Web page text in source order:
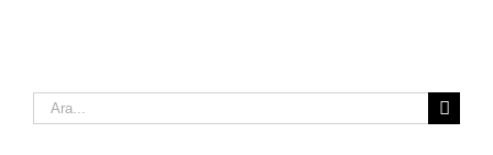
Ara: